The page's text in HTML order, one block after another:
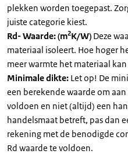
plekken worden toegepast.
juiste categorie kiest.
Rd- Waarde: (m2K/W) Deze
materiaal isoleert. Hoe hoger
meer warmte het materiaal
Minimale dikte: Let op! De
een berekende waarde om
voldoen en niet (altijd) een
handelsmaat betreft, pas dan
rekening met de benodigde
Rd waarde te voldoen.